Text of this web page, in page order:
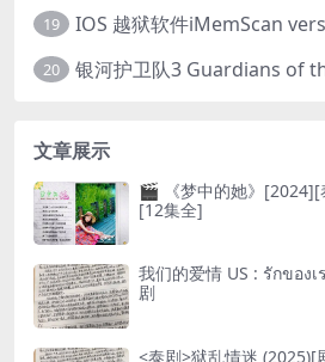
19
20
文章展示
🎬 《梦中的她》
[12集全]
我们的爱情 US : รักของ
剧
<泰剧>狱乱情迷